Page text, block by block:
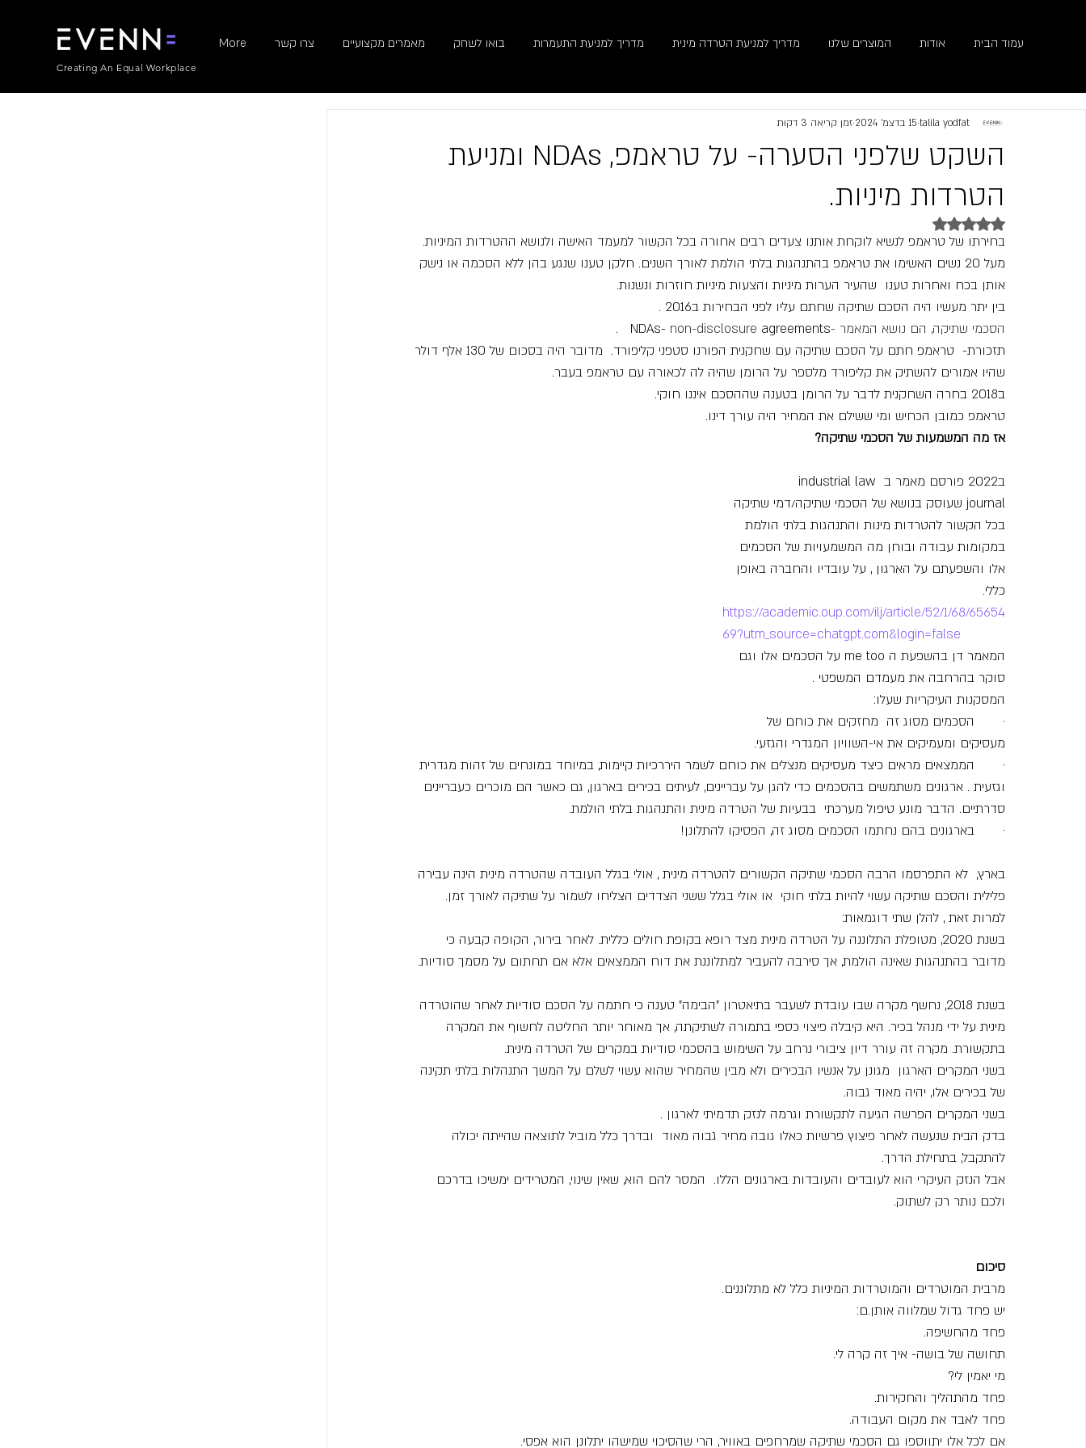
Creating An Equal Workplace
עמוד הבית אודות המוצרים שלנו מדריך למניעת הטרדה מינית מדריך למניעת התעמרות בואו לשחק מאמרים מקצועיים צרו קשר More
השקט שלפני הסערה- על טראמפ, NDAs ומניעת
הטרדות מיניות.
talila yodfat 15 בדצמ׳ 2024 זמן קריאה 3 דקות
דירוג של NaN מתוך 5 כוכבים
בחירתו של טראמפ לנשיא לוקחת אותנו צעדים רבים אחורה בכל הקשור למעמד האישה ולנושא ההטרדות המיניות.
מעל 20 נשים האשימו את טראמפ בהתנהגות בלתי הולמת לאורך השנים. חלקן טענו שנגע בהן ללא הסכמה או נישק
אותן בכח ואחרות טענו  שהעיר הערות מיניות והצעות מיניות חוזרות ונשנות.
בין יתר מעשיו היה הסכם שתיקה שחתם עליו לפני הבחירות ב2016 .
.   NDAs- non-disclosure agreements - הסכמי שתיקה, הם נושא המאמר
תזכורת-  טראמפ חתם על הסכם שתיקה עם שחקנית הפורנו סטפני קליפורד.  מדובר היה בסכום של 130 אלף דולר
שהיו אמורים להשתיק את קליפורד מלספר על הרומן שהיה לה לכאורה עם טראמפ בעבר.
ב2018 בחרה השחקנית לדבר על הרומן בטענה שההסכם איננו חוקי.
טראמפ כמובן הכחיש ומי ששילם את המחיר היה עורך דינו.
אז מה המשמעות של הסכמי שתיקה?
ב2022 פורסם מאמר ב industrial law
journal שעוסק בנושא של הסכמי שתיקה/דמי שתיקה
בכל הקשור להטרדות מינות והתנהגות בלתי הולמת
במקומות עבודה ובוחן מה המשמעויות של הסכמים
אלו והשפעתם על הארגון , על עובדיו והחברה באופן
כללי.
https://academic.oup.com/ilj/article/52/1/68/65654
69?utm_source=chatgpt.com&login=false
המאמר דן בהשפעת ה me too על הסכמים אלו וגם
סוקר בהרחבה את מעמדם המשפטי .
המסקנות העיקריות שעלו:
·       הסכמים מסוג זה  מחזקים את כוחם של
מעסיקים ומעמיקים את אי-השוויון המגדרי והגזעי.
·       הממצאים מראים כיצד מעסיקים מנצלים את כוחם לשמר היררכיות קיימות, במיוחד במונחים של זהות מגדרית
וגזעית . ארגונים משתמשים בהסכמים כדי להגן על עבריינים, לעיתים בכירים בארגון, גם כאשר הם מוכרים כעבריינים
סדרתיים. הדבר מונע טיפול מערכתי  בבעיות של הטרדה מינית והתנהגות בלתי הולמת.
·       בארגונים בהם נחתמו הסכמים מסוג זה, הפסיקו להתלונן!
בארץ,  לא התפרסמו הרבה הסכמי שתיקה הקשורים להטרדה מינית , אולי בגלל העובדה שהטרדה מינית הינה עבירה
פלילית והסכם שתיקה עשוי להיות בלתי חוקי  או אולי בגלל ששני הצדדים הצליחו לשמור על שתיקה לאורך זמן.
למרות זאת , להלן שתי דוגמאות:
בשנת 2020, מטופלת התלוננה על הטרדה מינית מצד רופא בקופת חולים כללית. לאחר בירור, הקופה קבעה כי
מדובר בהתנהגות שאינה הולמת, אך סירבה להעביר למתלוננת את דוח הממצאים אלא אם תחתום על מסמך סודיות.
בשנת 2018, נחשף מקרה שבו עובדת לשעבר בתיאטרון "הבימה" טענה כי חתמה על הסכם סודיות לאחר שהוטרדה
מינית על ידי מנהל בכיר. היא קיבלה פיצוי כספי בתמורה לשתיקתה, אך מאוחר יותר החליטה לחשוף את המקרה
בתקשורת. מקרה זה עורר דיון ציבורי נרחב על השימוש בהסכמי סודיות במקרים של הטרדה מינית.
בשני המקרים הארגון  מגונן על אנשיו הבכירים ולא מבין שהמחיר שהוא עשוי לשלם על המשך התנהלות בלתי תקינה
של בכירים אלו, יהיה מאוד גבוה.
בשני המקרים הפרשה הגיעה לתקשורת וגרמה לנזק תדמיתי לארגון .
בדק הבית שנעשה לאחר פיצוץ פרשיות כאלו גובה מחיר גבוה מאוד  ובדרך כלל מוביל לתוצאה שהייתה יכולה
להתקבל, בתחילת הדרך.
אבל הנזק העיקרי הוא לעובדים והעובדות בארגונים הללו.  המסר להם הוא, שאין שינוי, המטרידים ימשיכו בדרכם
ולכם נותר רק לשתוק.
סיכום
מרבית המוטרדים והמוטרדות המיניות כלל לא מתלוננים.
יש פחד גדול שמלווה אותן.ם:
פחד מהחשיפה.
תחושה של בושה- איך זה קרה לי.
מי יאמין לי?
פחד מהתהליך והחקירות.
פחד לאבד את מקום העבודה.
אם לכל אלו יתווספו גם הסכמי שתיקה שמרחפים באוויר, הרי שהסיכוי שמישהו יתלונן הוא אפסי.